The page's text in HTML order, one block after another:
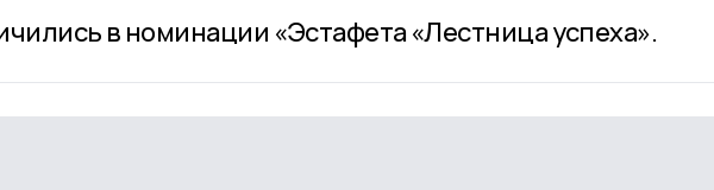
в номинации «Эстафета «Лестница успеха».